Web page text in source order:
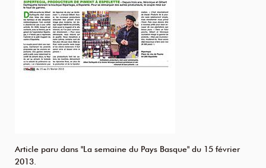
Article paru dans "La semaine du Pays Basque" du 15 février
2013.